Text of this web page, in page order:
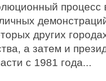
процесс
других
а затем и
с 1981 года...